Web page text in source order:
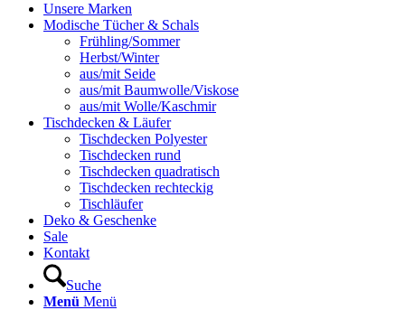
Unsere Marken
Modische Tücher & Schals
Frühling/Sommer
Herbst/Winter
aus/mit Seide
aus/mit Baumwolle/Viskose
aus/mit Wolle/Kaschmir
Tischdecken & Läufer
Tischdecken Polyester
Tischdecken rund
Tischdecken quadratisch
Tischdecken rechteckig
Tischläufer
Deko & Geschenke
Sale
Kontakt
Suche
Menü Menü